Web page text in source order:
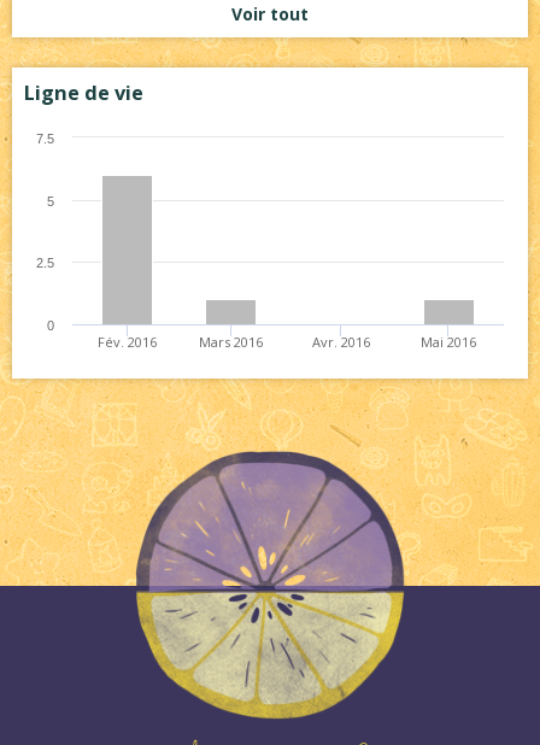
Voir tout
Ligne de vie
Fév. 2016 Mars 2016 Avr. 2016 Mai 2016
0
2.5
5
7.5